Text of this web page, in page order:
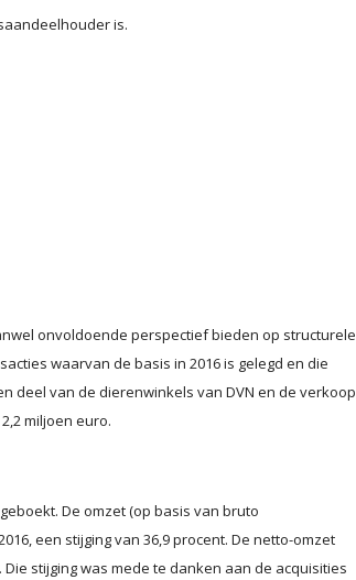
is.
onvoldoende perspectief bieden op structurele
waarvan de basis in 2016 is gelegd en die
deel van de dierenwinkels van DVN en de verkoop
miljoen euro.
De omzet (op basis van bruto
een stijging van 36,9 procent. De netto-omzet
stijging was mede te danken aan de acquisities